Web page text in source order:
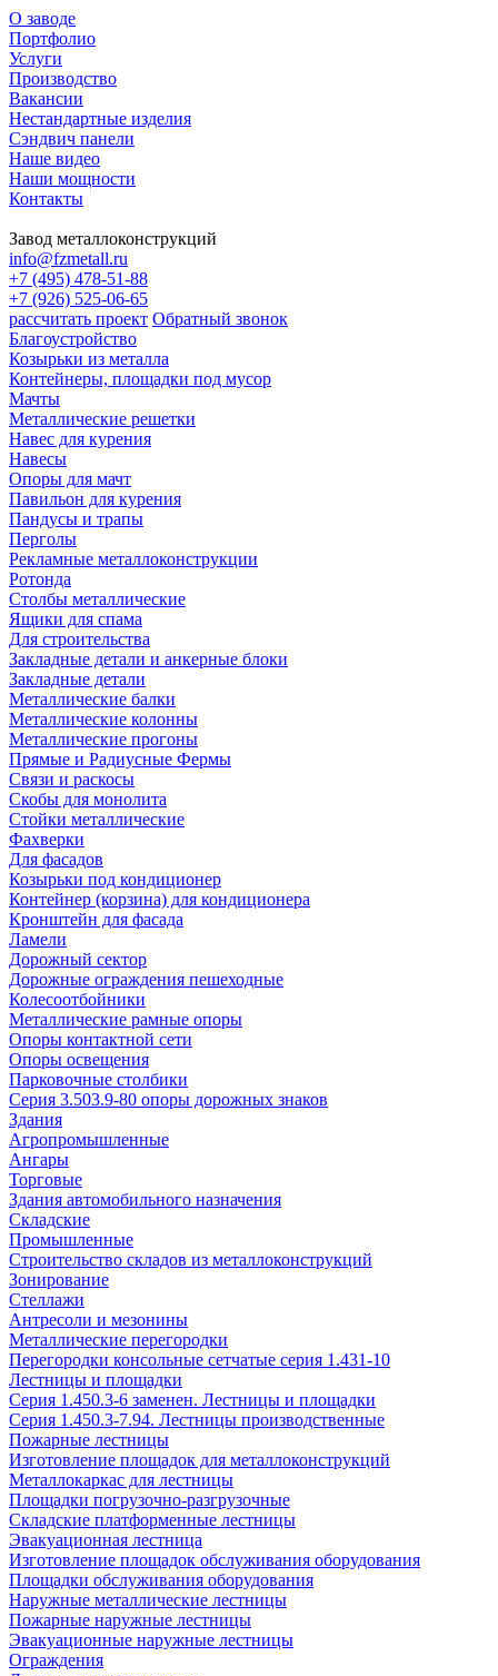
О заводе
Портфолио
Услуги
Производство
Вакансии
Нестандартные изделия
Сэндвич панели
Наше видео
Наши мощности
Контакты
Завод металлоконструкций
info@fzmetall.ru
+7 (495) 478-51-88
+7 (926) 525-06-65
рассчитать проект Обратный звонок
Благоустройство
Козырьки из металла
Контейнеры, площадки под мусор
Мачты
Металлические решетки
Навес для курения
Навесы
Опоры для мачт
Павильон для курения
Пандусы и трапы
Перголы
Рекламные металлоконструкции
Ротонда
Столбы металлические
Ящики для спама
Для строительства
Закладные детали и анкерные блоки
Закладные детали
Металлические балки
Металлические колонны
Металлические прогоны
Прямые и Радиусные Фермы
Связи и раскосы
Скобы для монолита
Стойки металлические
Фахверки
Для фасадов
Козырьки под кондиционер
Контейнер (корзина) для кондиционера
Кронштейн для фасада
Ламели
Дорожный сектор
Дорожные ограждения пешеходные
Колесоотбойники
Металлические рамные опоры
Опоры контактной сети
Опоры освещения
Парковочные столбики
Серия 3.503.9-80 опоры дорожных знаков
Здания
Агропромышленные
Ангары
Торговые
Здания автомобильного назначения
Складские
Промышленные
Строительство складов из металлоконструкций
Зонирование
Стеллажи
Антресоли и мезонины
Металлические перегородки
Перегородки консольные сетчатые серия 1.431-10
Лестницы и площадки
Серия 1.450.3-6 заменен. Лестницы и площадки
Серия 1.450.3-7.94. Лестницы производственные
Пожарные лестницы
Изготовление площадок для металлоконструкций
Металлокаркас для лестницы
Площадки погрузочно-разгрузочные
Складские платформенные лестницы
Эвакуационная лестница
Изготовление площадок обслуживания оборудования
Площадки обслуживания оборудования
Наружные металлические лестницы
Пожарные наружные лестницы
Эвакуационные наружные лестницы
Ограждения